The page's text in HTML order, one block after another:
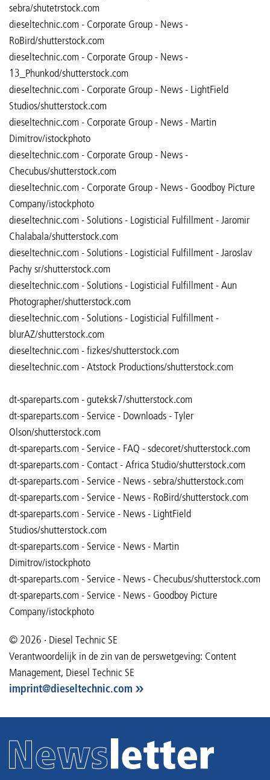
sebra/shutetrstock.com
dieseltechnic.com - Corporate Group - News -
RoBird/shutterstock.com
dieseltechnic.com - Corporate Group - News -
13_Phunkod/shutterstock.com
dieseltechnic.com - Corporate Group - News - LightField
Studios/shutterstock.com
dieseltechnic.com - Corporate Group - News - Martin
Dimitrov/istockphoto
dieseltechnic.com - Corporate Group - News -
Checubus/shutterstock.com
dieseltechnic.com - Corporate Group - News - Goodboy Picture
Company/istockphoto
dieseltechnic.com - Solutions - Logisticial Fulfillment - Jaromir
Chalabala/shutterstock.com
dieseltechnic.com - Solutions - Logisticial Fulfillment - Jaroslav
Pachy sr/shutterstock.com
dieseltechnic.com - Solutions - Logisticial Fulfillment - Aun
Photographer/shutterstock.com
dieseltechnic.com - Solutions - Logisticial Fulfillment -
blurAZ/shutterstock.com
dieseltechnic.com - fizkes/shutterstock.com
dieseltechnic.com - Atstock Productions/shutterstock.com
​​​​​​​dt-spareparts.com - guteksk7/shutterstock.com
dt-spareparts.com - Service - Downloads - Tyler
Olson/shutterstock.com
dt-spareparts.com - Service - FAQ - sdecoret/shutterstock.com
​​​​​​​dt-spareparts.com - Contact - Africa Studio/shutterstock.com
dt-spareparts.com - Service - News - sebra/shutterstock.com
dt-spareparts.com - Service - News - RoBird/shutterstock.com
dt-spareparts.com - Service - News - LightField
Studios/shutterstock.com
dt-spareparts.com - Service - News - Martin
Dimitrov/istockphoto
dt-spareparts.com - Service - News - Checubus/shutterstock.com
dt-spareparts.com - Service - News - Goodboy Picture
Company/istockphoto
© 2026 · Diesel Technic SE
Verantwoordelijk in de zin van de perswetgeving: Content
Management, Diesel Technic SE
imprint@dieseltechnic.com